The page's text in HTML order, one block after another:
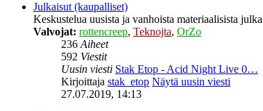
Julkaisut (kaupalliset)
Keskustelua uusista ja vanhoista materiaalisista
Valvojat: rottencreep, Teknojta, OrZo
236Aiheet
592 Viestit
Uusin viesti Stak Etop - Acid Night Live 0…
Kirjoittaja stak_etop Näytä uusin viesti
27.07.2019, 14:13